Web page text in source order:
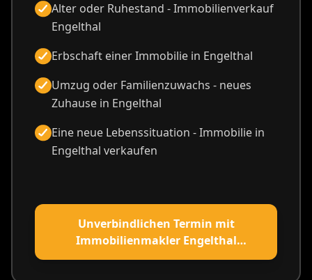
Alter oder Ruhestand - Immobilienverkauf
Engelthal
Erbschaft einer Immobilie in Engelthal
Umzug oder Familienzuwachs - neues
Zuhause in Engelthal
Eine neue Lebenssituation - Immobilie in
Engelthal verkaufen
Unverbindlichen Termin mit
Immobilienmakler Engelthal
vereinbaren